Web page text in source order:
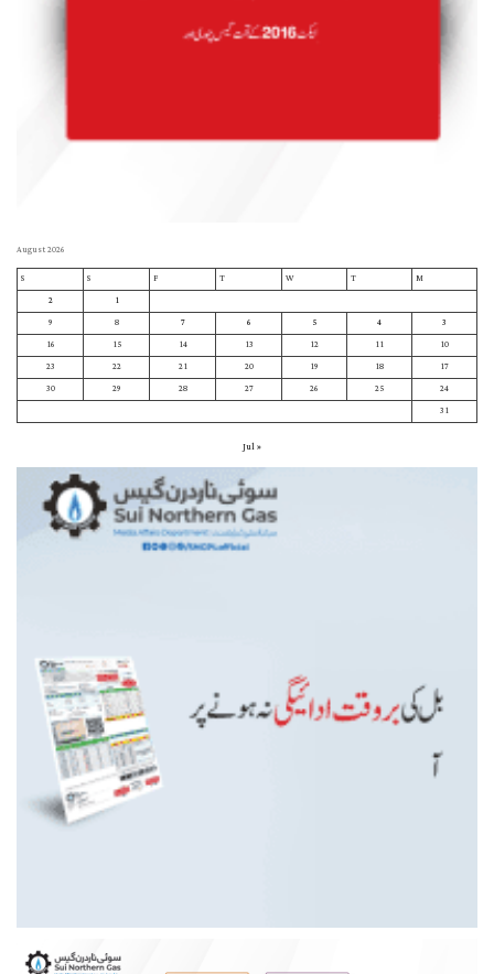
August 2026
M
T
W
T
F
S
S
1
2
3
4
5
6
7
8
9
10
11
12
13
14
15
16
17
18
19
20
21
22
23
24
25
26
27
28
29
30
31
« Jul